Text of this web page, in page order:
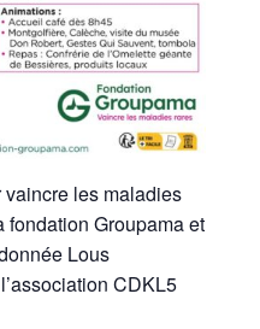
les maladies
fondation Groupama et
Lous
CDKL5